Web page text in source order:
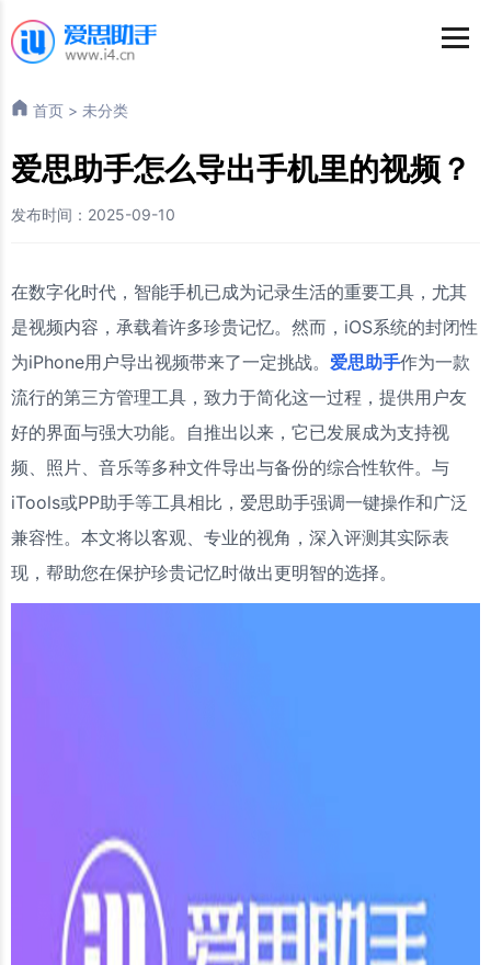
首页 > 未分类
爱思助手怎么导出手机里的视频？
发布时间：2025-09-10
在数字化时代，智能手机已成为记录生活的重要工具，尤其
是视频内容，承载着许多珍贵记忆。然而，iOS系统的封闭性
为iPhone用户导出视频带来了一定挑战。 爱思助手作为一款
流行的第三方管理工具，致力于简化这一过程，提供用户友
好的界面与强大功能。自推出以来，它已发展成为支持视
频、照片、音乐等多种文件导出与备份的综合性软件。与
iTools或PP助手等工具相比，爱思助手强调一键操作和广泛
兼容性。本文将以客观、专业的视角，深入评测其实际表
现，帮助您在保护珍贵记忆时做出更明智的选择。